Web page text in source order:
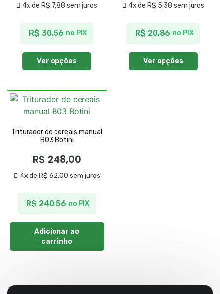
4x de R$ 7,88 sem juros
R$ 30,56 no PIX
Ver opções
4x de R$ 5,38 sem juros
R$ 20,86 no PIX
Ver opções
Triturador de cereais manual
B03 Botini
R$ 248,00
4x de R$ 62,00 sem juros
R$ 240,56 no PIX
Adicionar ao
carrinho